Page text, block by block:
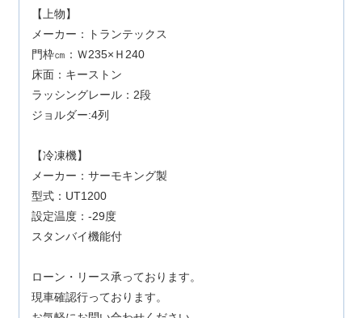
【上物】
メーカー：トランテックス
門枠㎝：Ｗ235×Ｈ240
床面：キーストン
ラッシングレール：2段
ジョルダー:4列
【冷凍機】
メーカー：サーモキング製
型式：UT1200
設定温度：-29度
スタンバイ機能付
ローン・リース承っております。
現車確認行っております。